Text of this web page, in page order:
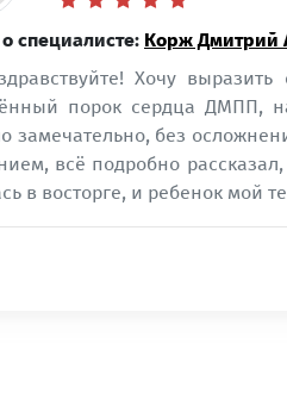
специалисте: Корж Дмитрий
Хочу
порок сердца ДМПП,
замечательно, без
всё подробно
в восторге, и ребенок мой